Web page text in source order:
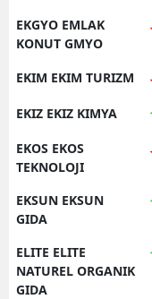
EKGYO EMLAK
KONUT GMYO
EKIM EKIM TURIZM
EKIZ EKIZ KIMYA
EKOS EKOS
TEKNOLOJI
EKSUN EKSUN
GIDA
ELITE ELITE
NATUREL ORGANIK
GIDA